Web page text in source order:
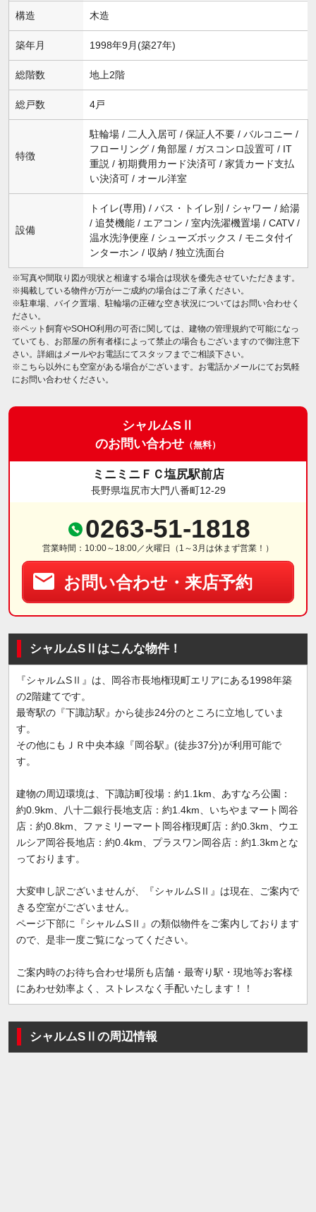
構造 木造
築年月 1998年9月(築27年)
総階数 地上2階
総戸数 4戸
特徴
駐輪場 / 二人入居可 / 保証人不要 / バルコニー /
フローリング / 角部屋 / ガスコンロ設置可 / IT
重説 / 初期費用カード決済可 / 家賃カード支払
い決済可 / オール洋室
設備
トイレ(専用) / バス・トイレ別 / シャワー / 給湯
/ 追焚機能 / エアコン / 室内洗濯機置場 / CATV /
温水洗浄便座 / シューズボックス / モニタ付イ
ンターホン / 収納 / 独立洗面台
※写真や間取り図が現状と相違する場合は現状を優先させていただきます。
※掲載している物件が万が一ご成約の場合はご了承ください。
※駐車場、バイク置場、駐輪場の正確な空き状況についてはお問い合わせく
ださい。
※ペット飼育やSOHO利用の可否に関しては、建物の管理規約で可能になっ
ていても、お部屋の所有者様によって禁止の場合もございますので御注意下
さい。詳細はメールやお電話にてスタッフまでご相談下さい。
※こちら以外にも空室がある場合がございます。お電話かメールにてお気軽
にお問い合わせください。
シャルムSⅡ
のお問い合わせ （無料）
ミニミニＦＣ塩尻駅前店
長野県塩尻市大門八番町12-29
0263-51-1818
営業時間：10:00～18:00／火曜日（1～3月は休まず営業！）
お問い合わせ・来店予約
シャルムSⅡはこんな物件！
『シャルムSⅡ』は、岡谷市長地権現町エリアにある1998年築
の2階建てです。
最寄駅の『下諏訪駅』から徒歩24分のところに立地していま
す。
その他にもＪＲ中央本線『岡谷駅』(徒歩37分)が利用可能で
す。
建物の周辺環境は、下諏訪町役場：約1.1km、あすなろ公園：
約0.9km、八十二銀行長地支店：約1.4km、いちやまマート岡谷
店：約0.8km、ファミリーマート岡谷権現町店：約0.3km、ウエ
ルシア岡谷長地店：約0.4km、プラスワン岡谷店：約1.3kmとな
っております。
大変申し訳ございませんが、『シャルムSⅡ』は現在、ご案内で
きる空室がございません。
ページ下部に『シャルムSⅡ』の類似物件をご案内しております
ので、是非一度ご覧になってください。
ご案内時のお待ち合わせ場所も店舗・最寄り駅・現地等お客様
にあわせ効率よく、ストレスなく手配いたします！！
シャルムSⅡの周辺情報